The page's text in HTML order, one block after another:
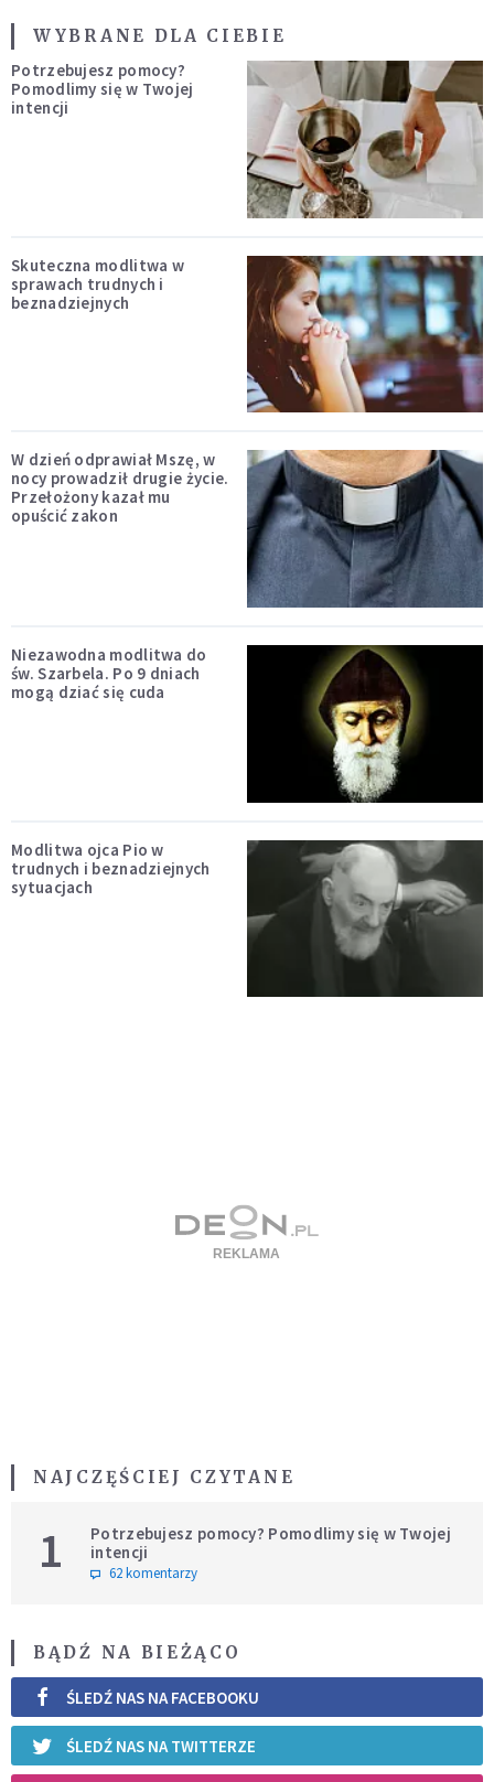
WYBRANE DLA CIEBIE
Potrzebujesz pomocy?
Pomodlimy się w Twojej
intencji
Skuteczna modlitwa w
sprawach trudnych i
beznadziejnych
W dzień odprawiał Mszę, w
nocy prowadził drugie życie.
Przełożony kazał mu
opuścić zakon
Niezawodna modlitwa do
św. Szarbela. Po 9 dniach
mogą dziać się cuda
Modlitwa ojca Pio w
trudnych i beznadziejnych
sytuacjach
NAJCZĘŚCIEJ CZYTANE
1
Potrzebujesz pomocy? Pomodlimy się w Twojej
intencji
62 komentarzy
BĄDŹ NA BIEŻĄCO
ŚLEDŹ NAS NA FACEBOOKU
ŚLEDŹ NAS NA TWITTERZE